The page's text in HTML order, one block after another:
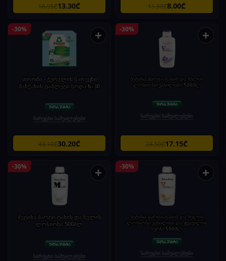
18.95₾13.30₾ 11.50₾8.00₾
-30% +
ფროში - ჭურჭლის სარეცხი
მანქანის ტაბლეტი სოდა №30
სარეცხი საშუალებები
43.10₾30.20₾
-30% +
ბეტინა ბარტი-ტანის და ხელის
ლოსიონი ვანილით. 500მლ
სარეცხი საშუალებები
24.50₾17.15₾
-30% +
ბეტინა ბარტი-ტანის და ხელის
ლოსიონი 500მლ
სარეცხი საშუალებები
-30% +
ბეტინა ბარტი-ტანის და ხელის
ლოსიონი ვანილით და ყვავილის
სურნ. 500მლ
სარეცხი საშუალებები